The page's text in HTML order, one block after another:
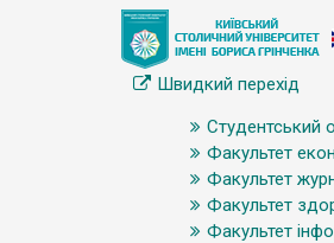
Швидкий перехід
Студентський
Факультет
Факультет
Факультет
Факультет